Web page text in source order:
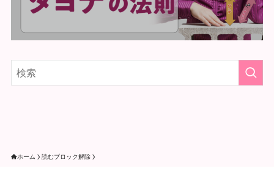
ホーム 読むブロック解除